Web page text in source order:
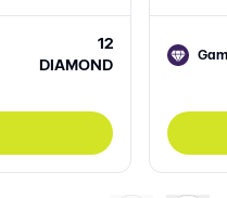
12
DIAMOND